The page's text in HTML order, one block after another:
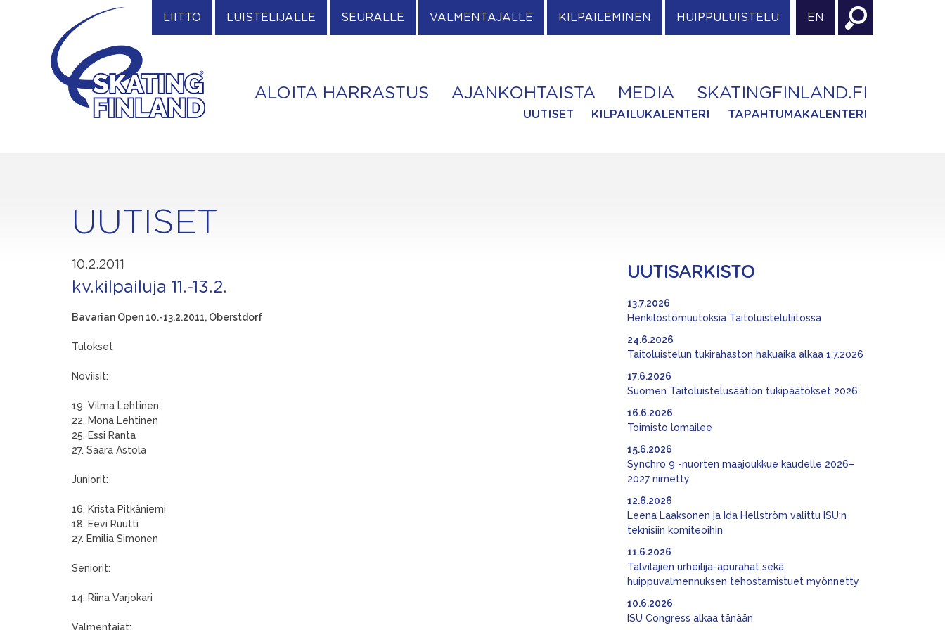
LIITTO LUISTELIJALLE SEURALLE VALMENTAJALLE KILPAILEMINEN HUIPPULUISTELU EN
ALOITA HARRASTUS AJANKOHTAISTA MEDIA SKATINGFINLAND.FI
UUTISET KILPAILUKALENTERI TAPAHTUMAKALENTERI
UUTISET
10.2.2011
kv.kilpailuja 11.-13.2.
Bavarian Open 10.-13.2.2011, Oberstdorf
Tulokset
Noviisit:
19. Vilma Lehtinen
22. Mona Lehtinen
25. Essi Ranta
27. Saara Astola
Juniorit:
16. Krista Pitkäniemi
18. Eevi Ruutti
27. Emilia Simonen
Seniorit:
14. Riina Varjokari
Valmentajat:
UUTISARKISTO
Henkilöstömuutoksia Taitoluisteluliitossa
13.7.2026
Taitoluistelun tukirahaston hakuaika alkaa 1.7.2026
24.6.2026
Suomen Taitoluistelusäätiön tukipäätökset 2026
17.6.2026
Toimisto lomailee
16.6.2026
Synchro 9 -nuorten maajoukkue kaudelle 2026–
2027 nimetty
15.6.2026
Leena Laaksonen ja Ida Hellström valittu ISU:n
teknisiin komiteoihin
12.6.2026
Talvilajien urheilija-apurahat sekä
huippuvalmennuksen tehostamistuet myönnetty
11.6.2026
ISU Congress alkaa tänään
10.6.2026